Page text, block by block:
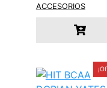
original
S/
ACCESORIOS